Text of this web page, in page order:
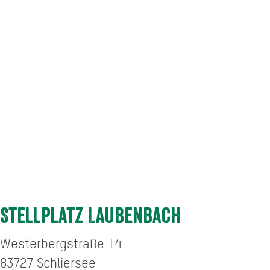
Stellplatz Laubenbach
Westerbergstraße 14
83727 Schliersee